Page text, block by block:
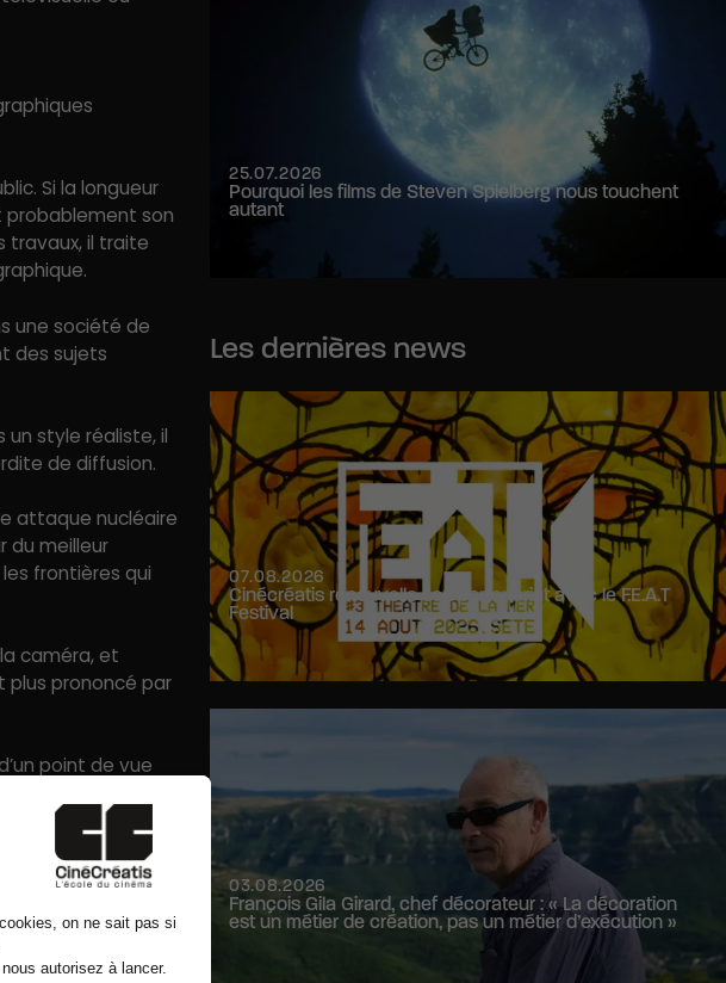
Si la longueur
probablement son
travaux, il traite
une société de
des sujets
un style réaliste, il
de diffusion.
attaque nucléaire
du meilleur
frontières qui
caméra, et
plus prononcé par
point de vue
25.07.2026
Pourquoi les films de Steven Spielberg nous touchent
autant
Les dernières news
07.08.2026
Cinécréatis renouvelle son partenariat avec le F.E.A.T
Festival
03.08.2026
François Gila Girard, chef décorateur : « La décoration
est un métier de création, pas un métier d’exécution »